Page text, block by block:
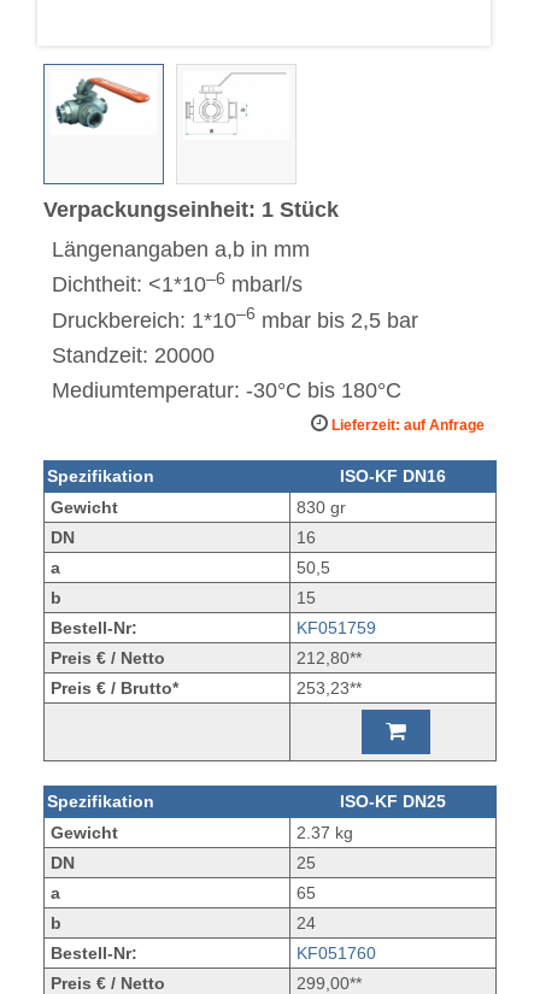
Verpackungseinheit: 1 Stück
Längenangaben a,b in mm
Dichtheit: <1*10–6 mbarl/s
Druckbereich: 1*10–6 mbar bis 2,5 bar
Standzeit: 20000
Mediumtemperatur: -30°C bis 180°C
Lieferzeit: auf Anfrage
Spezifikation
ISO-KF DN16
Gewicht
830 gr
DN
16
a
50,5
b
15
Bestell-Nr:
KF051759
Preis € / Netto
212,80**
Preis € / Brutto*
253,23**
Spezifikation
ISO-KF DN25
Gewicht
2.37 kg
DN
25
a
65
b
24
Bestell-Nr:
KF051760
Preis € / Netto
299,00**